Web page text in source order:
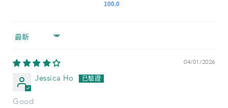
100.0
Sort by
04/01/2026
Jessica Ho
Good